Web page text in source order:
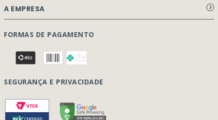
Aviso de privacidade Dex Peças
Perguntas Frequentes
Formulário Garantia/Devolução
Rastreamento de pedidos
A EMPRESA
Página Principal
Quem Somos
Onde Estamos
Contato
FORMAS DE PAGAMENTO
SEGURANÇA E PRIVACIDADE